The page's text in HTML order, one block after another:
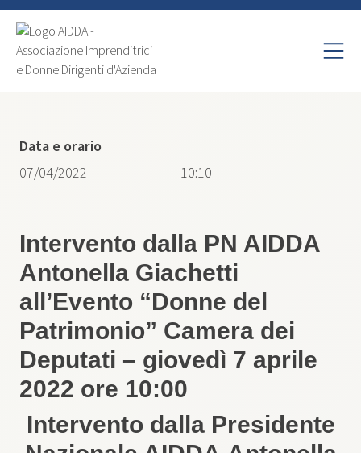
Intervento dalla PN AIDDA
Antonella Giachetti
all’Evento “Donne del
Patrimonio” Camera dei
Deputati – giovedì 7 aprile
2022 ore 10:00
Intervento dalla Presidente
Data e orario
07/04/2022
10:10